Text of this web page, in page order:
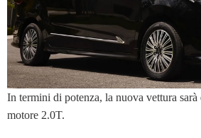
In termini di potenza, la nuova vettura sarà
motore 2.0T.